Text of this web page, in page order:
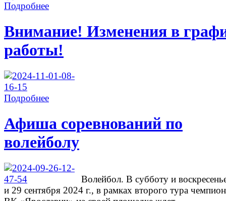
Подробнее
Внимание! Изменения в
работы!
Подробнее
Афиша соревнований по
волейболу
Волейбол. В субботу и
и 29 сентября 2024 г., в рамках второго тура